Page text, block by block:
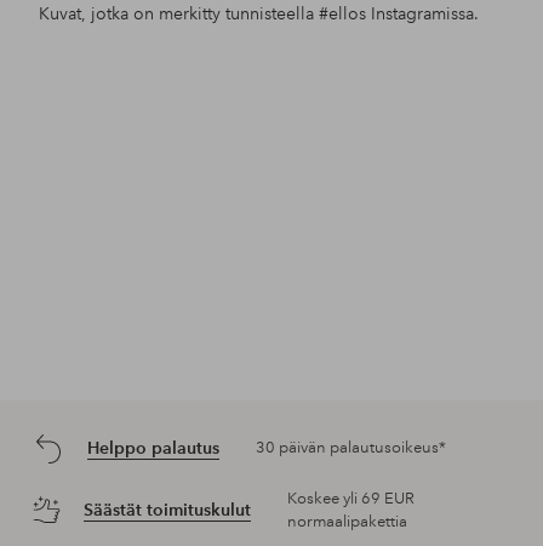
Kuvat, jotka on merkitty tunnisteella #ellos Instagramissa.
Helppo palautus 30 päivän palautusoikeus*
Säästät toimituskulut
Koskee yli 69 EUR
normaalipakettia